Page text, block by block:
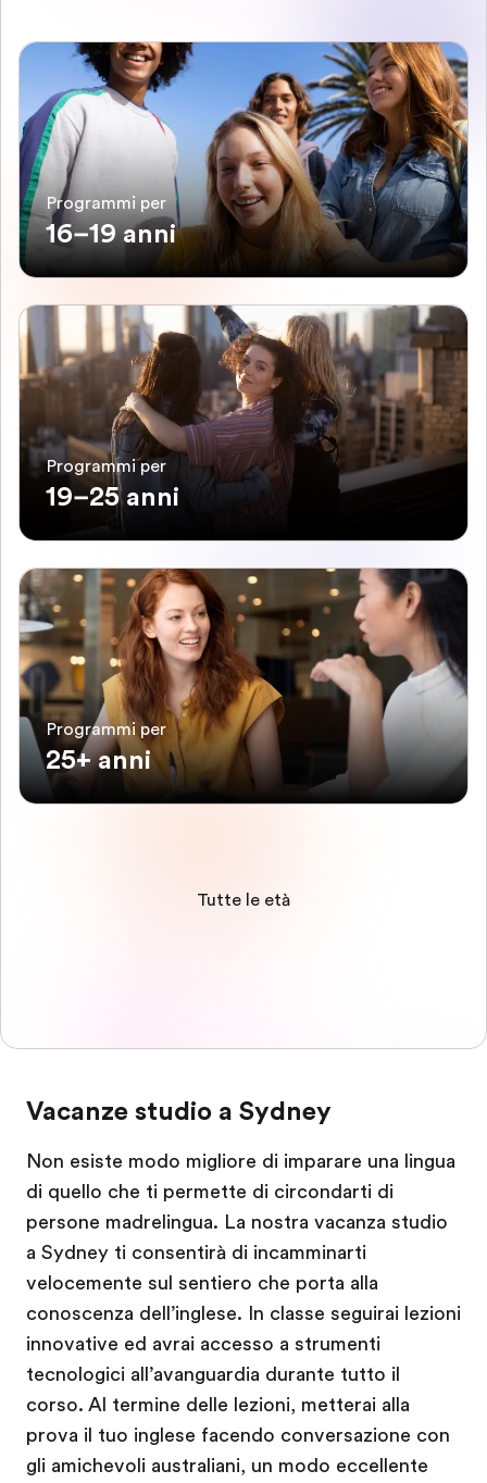
Programmi per
16–19 anni
Programmi per
19–25 anni
Programmi per
25+ anni
Tutte le età
Vacanze studio a Sydney
Non esiste modo migliore di imparare una lingua
di quello che ti permette di circondarti di
persone madrelingua. La nostra vacanza studio
a Sydney ti consentirà di incamminarti
velocemente sul sentiero che porta alla
conoscenza dell’inglese. In classe seguirai lezioni
innovative ed avrai accesso a strumenti
tecnologici all’avanguardia durante tutto il
corso. Al termine delle lezioni, metterai alla
prova il tuo inglese facendo conversazione con
gli amichevoli australiani, un modo eccellente